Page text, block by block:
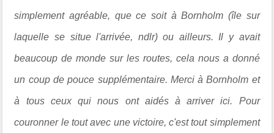
simplement agréable, que ce soit à Bornholm (île sur
laquelle se situe l'arrivée, ndlr) ou ailleurs. Il y avait
beaucoup de monde sur les routes, cela nous a donné
un coup de pouce supplémentaire. Merci à Bornholm et
à tous ceux qui nous ont aidés à arriver ici. Pour
couronner le tout avec une victoire, c'est tout simplement